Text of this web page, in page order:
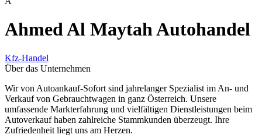
Ahmed Al Maytah Autohandel
Kfz-Handel
Über das Unternehmen
Wir von Autoankauf-Sofort sind jahrelanger Spezialist im An- und
Verkauf von Gebrauchtwagen in ganz Österreich. Unsere
umfassende Markterfahrung und vielfältigen Dienstleistungen beim
Autoverkauf haben zahlreiche Stammkunden überzeugt. Ihre
Zufriedenheit liegt uns am Herzen.